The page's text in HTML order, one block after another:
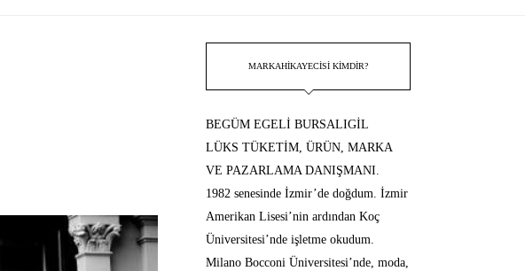
MARKAHIKAYECISI KIMDIR?
BEGÜM EGELİ BURSALIGİL
LÜKS TÜKETİM, ÜRÜN, MARKA
VE PAZARLAMA DANIŞMANI.
1982 senesinde İzmir’de doğdum. İzmir
Amerikan Lisesi’nin ardından Koç
Üniversitesi’nde işletme okudum.
Milano Bocconi Üniversitesi’nde, moda,